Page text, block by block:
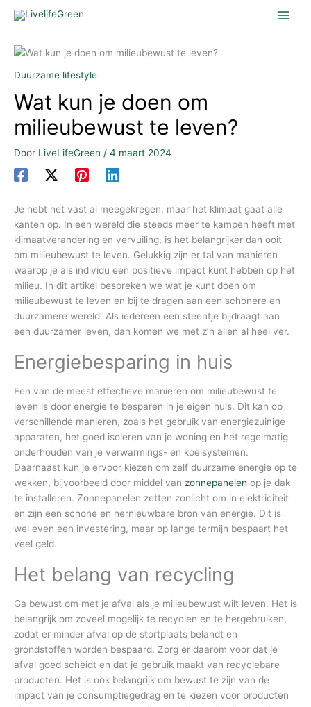
naar
inhoud
Duurzame lifestyle
Wat kun je doen om
milieubewust te leven?
Door LiveLifeGreen / 4 maart 2024
Je hebt het vast al meegekregen, maar het klimaat gaat alle
kanten op. In een wereld die steeds meer te kampen heeft met
klimaatverandering en vervuiling, is het belangrijker dan ooit
om milieubewust te leven. Gelukkig zijn er tal van manieren
waarop je als individu een positieve impact kunt hebben op het
milieu. In dit artikel bespreken we wat je kunt doen om
milieubewust te leven en bij te dragen aan een schonere en
duurzamere wereld. Als iedereen een steentje bijdraagt aan
een duurzamer leven, dan komen we met z’n allen al heel ver.
Energiebesparing in huis
Een van de meest effectieve manieren om milieubewust te
leven is door energie te besparen in je eigen huis. Dit kan op
verschillende manieren, zoals het gebruik van energiezuinige
apparaten, het goed isoleren van je woning en het regelmatig
onderhouden van je verwarmings- en koelsystemen.
Daarnaast kun je ervoor kiezen om zelf duurzame energie op te
wekken, bijvoorbeeld door middel van zonnepanelen op je dak
te installeren. Zonnepanelen zetten zonlicht om in elektriciteit
en zijn een schone en hernieuwbare bron van energie. Dit is
wel even een investering, maar op lange termijn bespaart het
veel geld.
Het belang van recycling
Ga bewust om met je afval als je milieubewust wilt leven. Het is
belangrijk om zoveel mogelijk te recyclen en te hergebruiken,
zodat er minder afval op de stortplaats belandt en
grondstoffen worden bespaard. Zorg er daarom voor dat je
afval goed scheidt en dat je gebruik maakt van recyclebare
producten. Het is ook belangrijk om bewust te zijn van de
impact van je consumptiegedrag en te kiezen voor producten